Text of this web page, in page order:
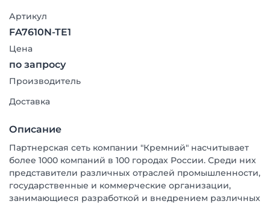
Артикул
FA7610N-TE1
Цена
по запросу
Производитель
Доставка
Описание
Партнерская сеть компании "Кремний" насчитывает
более 1000 компаний в 100 городах России. Среди них
представители различных отраслей промышленности,
государственные и коммерческие организации,
занимающиеся разработкой и внедрением различных